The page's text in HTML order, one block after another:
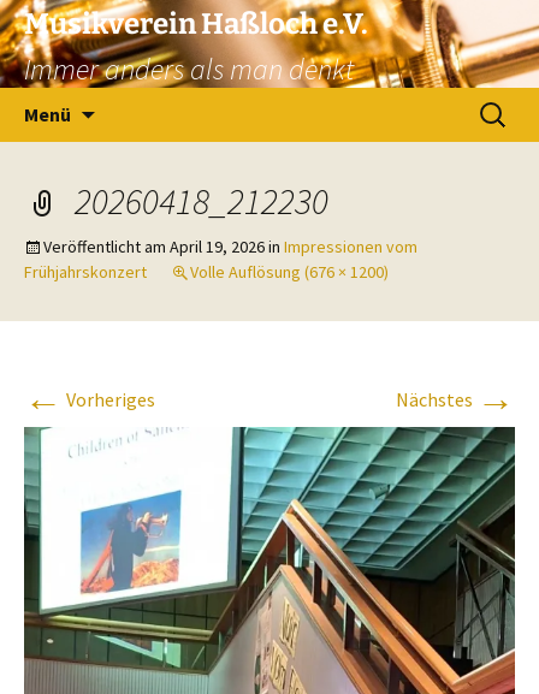
Zum
Inhalt
springen
Musikverein Haßloch e.V.
Immer anders als man denkt
Menü
Suchen
nach:
20260418_212230
Veröffentlicht am April 19, 2026in Impressionen vom
Frühjahrskonzert
Volle Auflösung (676 × 1200)
← Vorheriges Nächstes →